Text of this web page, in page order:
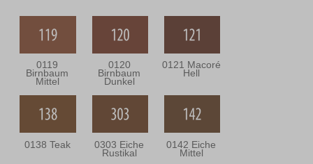
0119
Birnbaum
Mittel
0120
Birnbaum
Dunkel
0121 Macoré
Hell
0138 Teak 0303 Eiche
Rustikal
0142 Eiche
Mittel